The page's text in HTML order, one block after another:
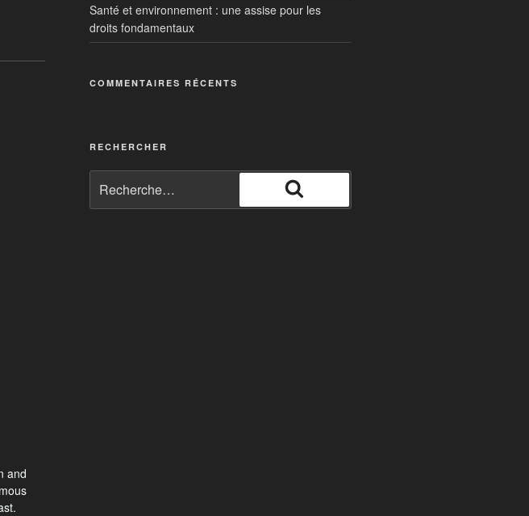
and
Santé et environnement : une assise pour les
droits fondamentaux
COMMENTAIRES RÉCENTS
RECHERCHER